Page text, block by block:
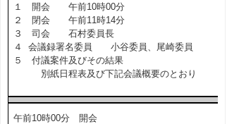
１ 開会 午前10時00分
２ 閉会 午前11時14分
３ 司会 石村委員長
４ 会議録署名委員 小谷委員、尾崎委員
５ 付議案件及びその結果
別紙日程表及び下記会議概要のとおり
午前10時00分 開会